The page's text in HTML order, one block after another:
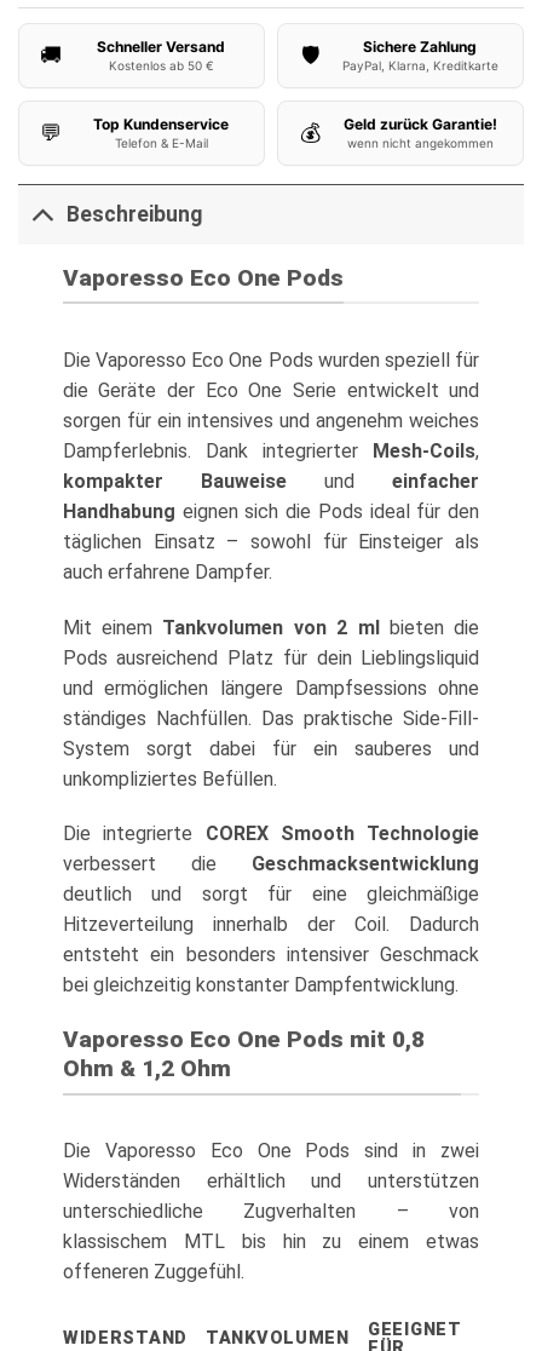
🚚 Schneller Versand
Kostenlos ab 50 € 🛡️ Sichere Zahlung
PayPal, Klarna, Kreditkarte
💬 Top Kundenservice
Telefon & E-Mail 💰 Geld zurück Garantie!
wenn nicht angekommen
Beschreibung
Vaporesso Eco One Pods
Die Vaporesso Eco One Pods wurden speziell für
die Geräte der Eco One Serie entwickelt und
sorgen für ein intensives und angenehm weiches
Dampferlebnis. Dank integrierter Mesh-Coils,
kompakter Bauweiseundeinfacher
Handhabung eignen sich die Pods ideal für den
täglichen Einsatz – sowohl für Einsteiger als
auch erfahrene Dampfer.
Mit einem Tankvolumen von 2 mlbieten die
Pods ausreichend Platz für dein Lieblingsliquid
und ermöglichen längere Dampfsessions ohne
ständiges Nachfüllen. Das praktische Side-Fill-
System sorgt dabei für ein sauberes und
unkompliziertes Befüllen.
Die integrierte COREX Smooth Technologie
verbessert die Geschmacksentwicklung
deutlich und sorgt für eine gleichmäßige
Hitzeverteilung innerhalb der Coil. Dadurch
entsteht ein besonders intensiver Geschmack
bei gleichzeitig konstanter Dampfentwicklung.
Vaporesso Eco One Pods mit 0,8
Ohm & 1,2 Ohm
Die Vaporesso Eco One Pods sind in zwei
Widerständen erhältlich und unterstützen
unterschiedliche Zugverhalten – von
klassischem MTL bis hin zu einem etwas
offeneren Zuggefühl.
WIDERSTAND TANKVOLUMEN
GEEIGNET